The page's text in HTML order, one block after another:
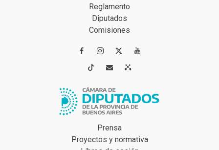
Reglamento
Diputados
Comisiones
 
 
Prensa
Proyectos y normativa